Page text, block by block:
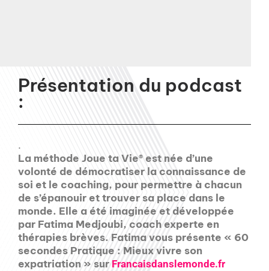
Présentation du podcast
:
.
La méthode Joue ta Vie® est née d’une
volonté de démocratiser la connaissance de
soi et le coaching, pour permettre à chacun
de s’épanouir et trouver sa place dans le
monde. Elle a été imaginée et développée
par Fatima Medjoubi, coach experte en
thérapies brèves. Fatima vous présente « 60
secondes Pratique : Mieux vivre son
expatriation » sur Francaisdanslemonde.fr